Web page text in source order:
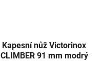
Kapesní nůž Victorinox
CLIMBER 91 mm modrý